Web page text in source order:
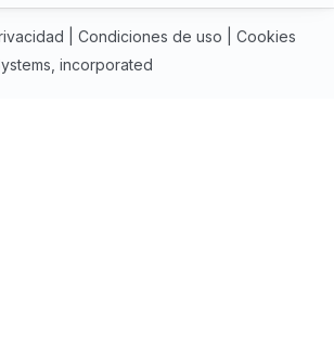
incorporated
Condiciones de uso Cookies